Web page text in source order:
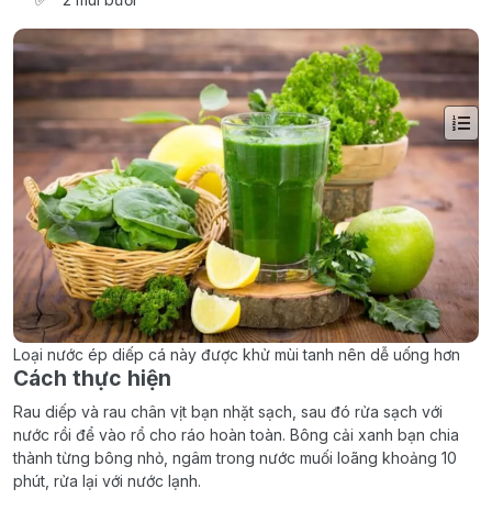
Loại nước ép diếp cá này được khử mùi tanh nên dễ uống hơn
Cách thực hiện
Rau diếp và rau chân vịt bạn nhặt sạch, sau đó rửa sạch với
nước rồi để vào rổ cho ráo hoàn toàn. Bông cải xanh bạn chia
thành từng bông nhỏ, ngâm trong nước muối loãng khoảng 10
phút, rửa lại với nước lạnh.